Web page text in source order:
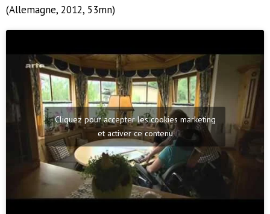
(Allemagne, 2012, 53mn)
Cliquez pour accepter les cookies marketing
et activer ce contenu